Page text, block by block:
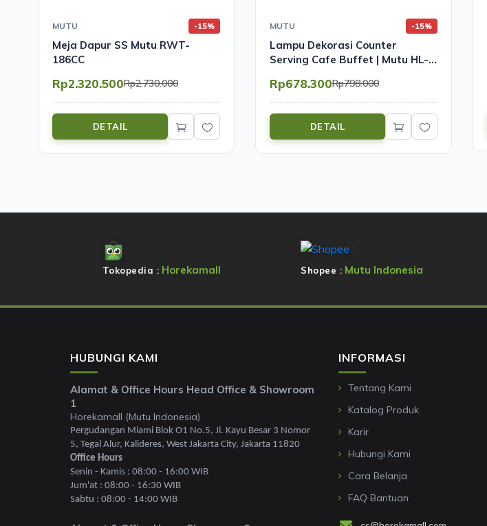
MUTU -15%
Meja Dapur SS Mutu RWT-
186CC
Rp2.320.500Rp2.730.000
DETAIL
MUTU -15%
Lampu Dekorasi Counter
Serving Cafe Buffet | Mutu HL-
Rp678.300Rp798.000
DETAIL
Tokopedia : Horekamall Shopee : Mutu Indonesia
HUBUNGI KAMI
Alamat & Office Hours Head Office & Showroom
1
Horekamall (Mutu Indonesia)
Pergudangan Miami Blok O1 No.5, Jl. Kayu Besar 3 Nomor
5, Tegal Alur, Kalideres, West Jakarta City, Jakarta 11820
Office Hours
Senin - Kamis : 08:00 - 16:00 WIB
Jum'at : 08:00 - 16:30 WIB
Sabtu : 08:00 - 14:00 WIB
INFORMASI
Tentang Kami
Katalog Produk
Karir
Hubungi Kami
Cara Belanja
FAQ Bantuan